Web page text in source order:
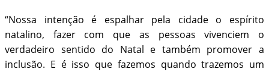
“Nossa intenção é espalhar pela cidade o espírito
natalino, fazer com que as pessoas vivenciem o
verdadeiro sentido do Natal e também promover a
inclusão. E é isso que fazemos quando trazemos um